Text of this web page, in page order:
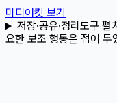
미디어킷 보기
저장·공유·정리도구 펼
요한 보조 행동은 접어 두